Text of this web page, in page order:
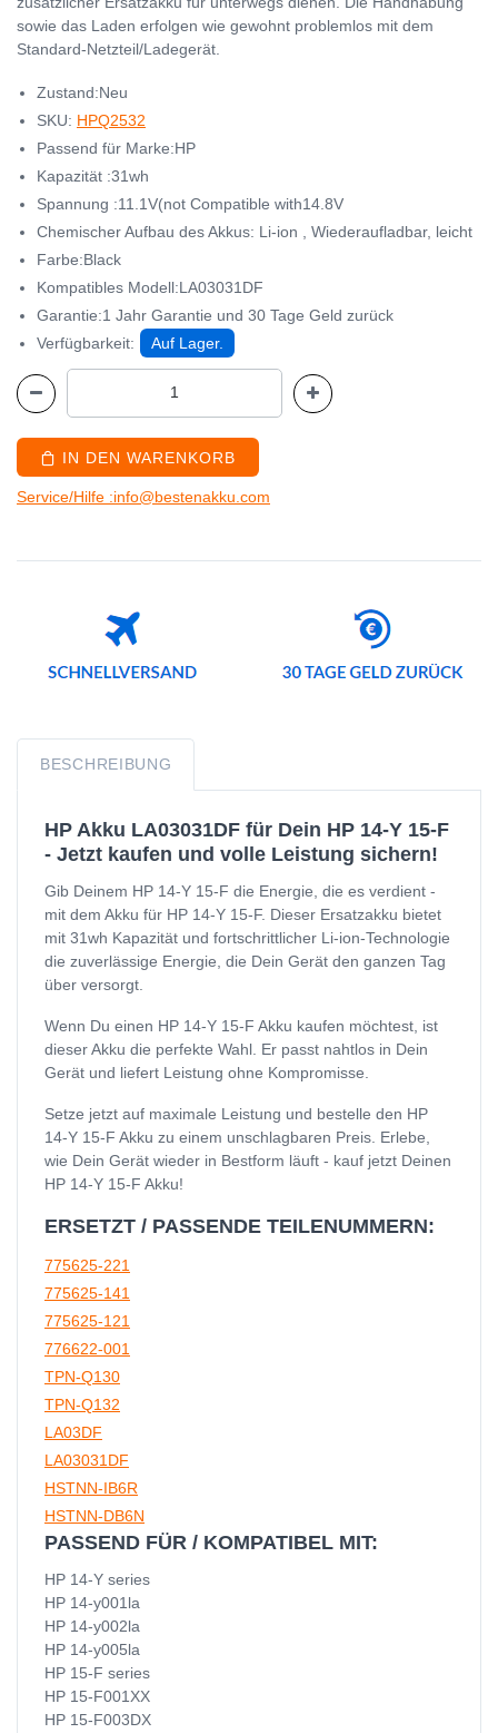
sowie das Laden erfolgen wie gewohnt problemlos mit dem
Standard-Netzteil/Ladegerät.
Zustand:Neu
SKU: HPQ2532
Passend für Marke:HP
Kapazität :31wh
Spannung :11.1V(not Compatible with14.8V
Chemischer Aufbau des Akkus: Li-ion , Wiederaufladbar, leicht
Farbe:Black
Kompatibles Modell:LA03031DF
Garantie:1 Jahr Garantie und 30 Tage Geld zurück
Verfügbarkeit:
Auf Lager.
IN DEN WARENKORB
Service/Hilfe :info@bestenakku.com
BESCHREIBUNG
HP Akku LA03031DF für Dein HP 14-Y 15-F
- Jetzt kaufen und volle Leistung sichern!
Gib Deinem HP 14-Y 15-F die Energie, die es verdient -
mit dem Akku für HP 14-Y 15-F. Dieser Ersatzakku bietet
mit 31wh Kapazität und fortschrittlicher Li-ion-Technologie
die zuverlässige Energie, die Dein Gerät den ganzen Tag
über versorgt.
Wenn Du einen HP 14-Y 15-F Akku kaufen möchtest, ist
dieser Akku die perfekte Wahl. Er passt nahtlos in Dein
Gerät und liefert Leistung ohne Kompromisse.
Setze jetzt auf maximale Leistung und bestelle den HP
14-Y 15-F Akku zu einem unschlagbaren Preis. Erlebe,
wie Dein Gerät wieder in Bestform läuft - kauf jetzt Deinen
HP 14-Y 15-F Akku!
ERSETZT / PASSENDE TEILENUMMERN:
775625-221
775625-141
775625-121
776622-001
TPN-Q130
TPN-Q132
LA03DF
LA03031DF
HSTNN-IB6R
HSTNN-DB6N
PASSEND FÜR / KOMPATIBEL MIT:
HP 14-Y series
HP 14-y001la
HP 14-y002la
HP 14-y005la
HP 15-F series
HP 15-F001XX
HP 15-F003DX